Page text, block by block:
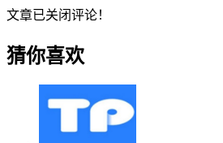
文章已关闭评论！
猜你喜欢